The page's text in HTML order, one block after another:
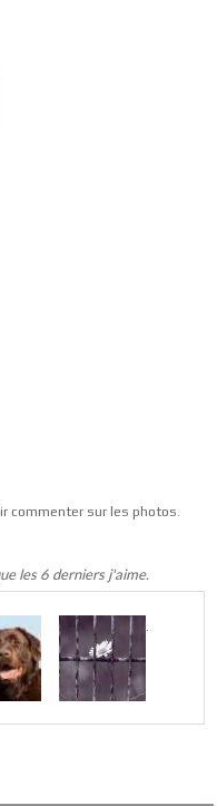
commenter sur les photos.
les 6 derniers j'aime.
.